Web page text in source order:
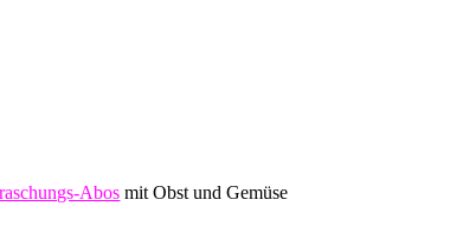
Abos mit Obst und Gemüse